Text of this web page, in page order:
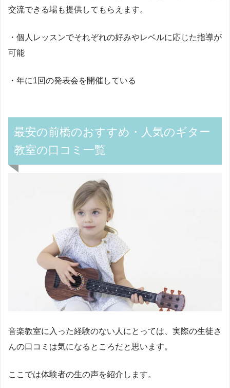
交流できる場も提供してもらえます。
・個人レッスンでそれぞれの好みやレベルに応じた指導が
可能
・年に1回の発表会を開催している
最安の前橋のおすすめ・人気のギター
教室の口コミ一覧
音楽教室に入った経験のない人にとっては、実際の生徒さ
んの口コミは気になるところだと思います。
ここでは体験者の生の声を紹介します。